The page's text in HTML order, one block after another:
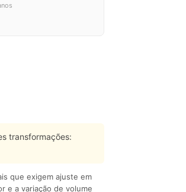
transformações:
que exigem ajuste em
e a variação de volume